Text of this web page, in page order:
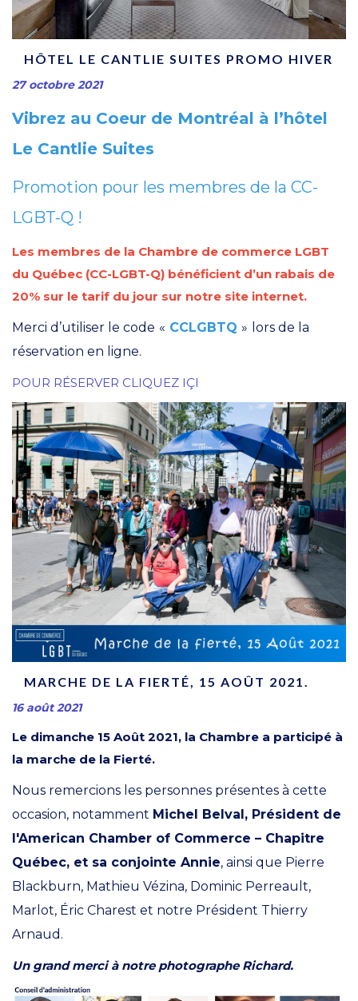
HÔTEL LE CANTLIE SUITES PROMO HIVER
27 octobre 2021
Vibrez au Coeur de Montréal à l’hôtel
Le Cantlie Suites
Promotion pour les membres de la CC-
LGBT-Q !
Les membres de la Chambre de commerce LGBT
du Québec (CC-LGBT-Q) bénéficient d’un rabais de
20% sur le tarif du jour sur notre site internet.
Merci d’utiliser le code « CCLGBTQ » lors de la
réservation en ligne.
POUR RÉSERVER CLIQUEZ IÇI
MARCHE DE LA FIERTÉ, 15 AOÛT 2021.
16 août 2021
Le dimanche 15 Août 2021, la Chambre a participé à
la marche de la Fierté.
Nous remercions les personnes présentes à cette
occasion, notamment Michel Belval, Président de
l'American Chamber of Commerce – Chapitre
Québec, et sa conjointe Annie, ainsi que Pierre
Blackburn, Mathieu Vézina, Dominic Perreault,
Marlot, Éric Charest et notre Président Thierry
Arnaud.
Un grand merci à notre photographe Richard.